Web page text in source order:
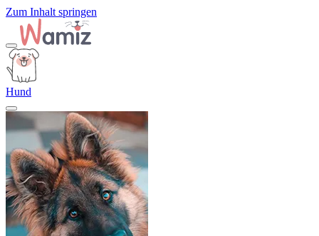
Zum Inhalt springen
Hund